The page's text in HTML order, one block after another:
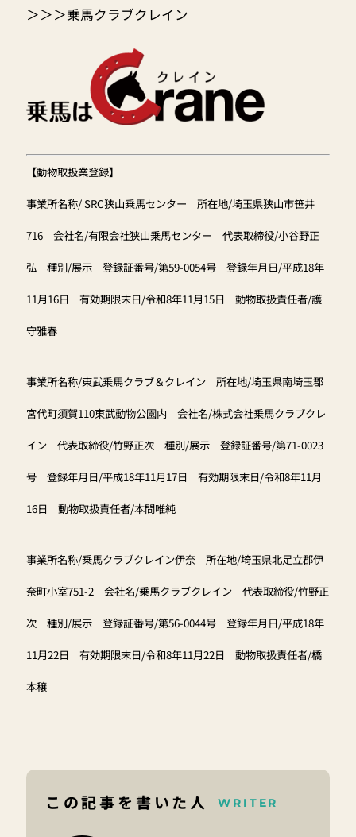
＞＞＞乗馬クラブクレイン
【動物取扱業登録】
事業所名称/ SRC狭山乗馬センター 所在地/埼玉県狭山市笹井
716 会社名/有限会社狭山乗馬センター 代表取締役/小谷野正
弘 種別/展示 登録証番号/第59-0054号 登録年月日/平成18年
11月16日 有効期限末日/令和8年11月15日 動物取扱責任者/護
守雅春
事業所名称/東武乗馬クラブ＆クレイン 所在地/埼玉県南埼玉郡
宮代町須賀110東武動物公園内 会社名/株式会社乗馬クラブクレ
イン 代表取締役/竹野正次 種別/展示 登録証番号/第71-0023
号 登録年月日/平成18年11月17日 有効期限末日/令和8年11月
16日 動物取扱責任者/本間唯純
事業所名称/乗馬クラブクレイン伊奈 所在地/埼玉県北足立郡伊
奈町小室751-2 会社名/乗馬クラブクレイン 代表取締役/竹野正
次 種別/展示 登録証番号/第56-0044号 登録年月日/平成18年
11月22日 有効期限末日/令和8年11月22日 動物取扱責任者/橋
本穣
この記事を書いた人 WRITER